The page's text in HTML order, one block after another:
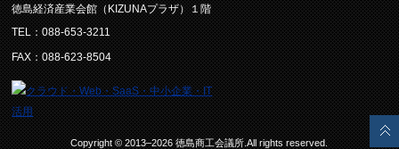
徳島経済産業会館（KIZUNAプラザ）１階
TEL：088-653-3211
FAX：088-623-8504
Copyright © 2013–2026 徳島商工会議所.All rights reserved.